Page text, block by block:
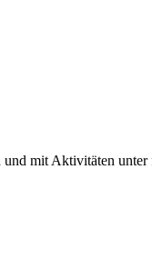
und mit Aktivitäten